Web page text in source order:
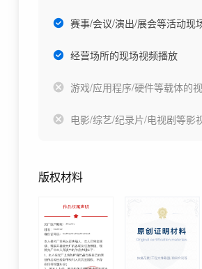
赛事/会议/演出/展会等活动现
经营场所的现场视频播放
游戏/应用程序/硬件等载体的
电影/综艺/纪录片/电视剧等影
版权材料